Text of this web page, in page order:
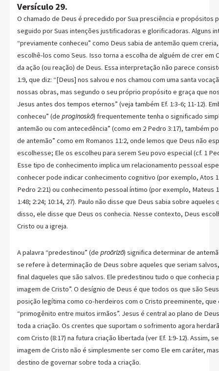
Versículo 29.
O chamado de Deus é precedido por Sua presciência e propósitos
seguido por Suas intenções justificadoras e glorificadoras. Alguns
“previamente conheceu” como Deus sabia de antemão quem
escolhê-los como Seus. Isso torna a escolha de alguém de crer em
da ação (ou reação) de Deus. Essa interpretação não parece
1:9, que diz: “[Deus] nos salvou e nos chamou com uma santa
nossas obras, mas segundo o seu próprio propósito e graça que
Jesus antes dos tempos eternos” (veja também Ef. 1:3-6; 11-12).
conheceu” (de proginoskō) frequentemente tenha o significado
antemão ou com antecedência” (como em 2 Pedro 3:17), também
de antemão” como em Romanos 11:2, onde lemos que Deus não
escolhesse; Ele os escolheu para serem Seu povo especial (cf. 1
Esse tipo de conhecimento implica um relacionamento pessoal
conhecer pode indicar conhecimento cognitivo (por exemplo, Atos
Pedro 2:21) ou conhecimento pessoal íntimo (por exemplo, Mateus
1:48; 2:24; 10:14, 27). Paulo não disse que Deus sabia sobre aqueles
disso, ele disse que Deus os conhecia. Nesse contexto, Deus
Cristo ou a igreja.
A palavra “predestinou” (de proōrizō) significa determinar de
se refere à determinação de Deus sobre aqueles que seriam
final daqueles que são salvos. Ele predestinou tudo o que conhecia
imagem de Cristo”. O desígnio de Deus é que todos os que são
posição legítima como co-herdeiros com o Cristo preeminente,
“primogênito entre muitos irmãos”. Jesus é central ao plano de
toda a criação. Os crentes que suportam o sofrimento agora
com Cristo (8:17) na futura criação libertada (ver Ef. 1:9-12). Assim,
imagem de Cristo não é simplesmente ser como Ele em caráter,
destino de governar sobre toda a criação.